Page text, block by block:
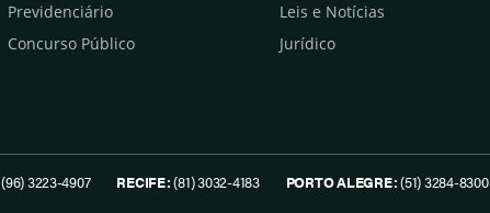
Previdenciário
Concurso Público
Leis e Notícias
Jurídico
(96) 3223-4907 RECIFE:(81) 3032-4183 PORTO ALEGRE:(51) 3284-8300